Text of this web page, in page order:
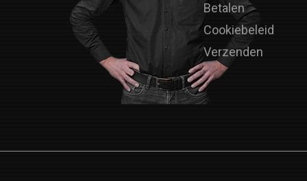
Betalen
Cookiebeleid
Verzenden